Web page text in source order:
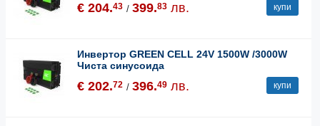
€ 204.43 / 399.83 лв. купи
Инвертор GREEN CELL 24V 1500W /3000W
Чиста синусоида
€ 202.72 / 396.49 лв. купи